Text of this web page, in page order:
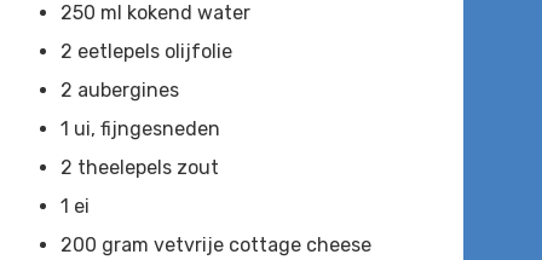
250 ml kokend water
2 eetlepels olijfolie
2 aubergines
1 ui, fijngesneden
2 theelepels zout
1 ei
200 gram vetvrije cottage cheese